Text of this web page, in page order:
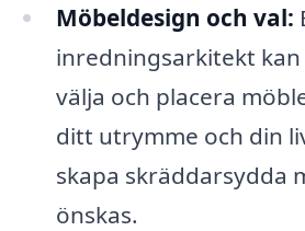
Möbeldesign och val:
inredningsarkitekt
välja och placera
ditt utrymme och din
skapa skräddarsydda
önskas.